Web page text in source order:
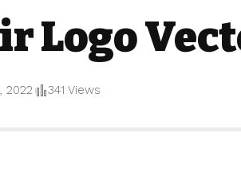
Logo
2022 341 Views